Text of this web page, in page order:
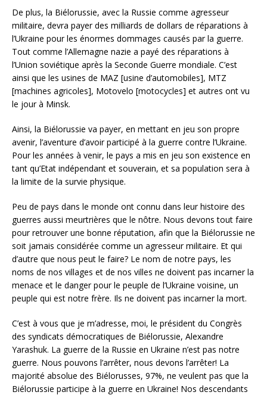
De plus, la Biélorussie, avec la Russie comme agresseur
militaire, devra payer des milliards de dollars de réparations à
l’Ukraine pour les énormes dommages causés par la guerre.
Tout comme l’Allemagne nazie a payé des réparations à
l’Union soviétique après la Seconde Guerre mondiale. C’est
ainsi que les usines de MAZ [usine d’automobiles], MTZ
[machines agricoles], Motovelo [motocycles] et autres ont vu
le jour à Minsk.
Ainsi, la Biélorussie va payer, en mettant en jeu son propre
avenir, l’aventure d’avoir participé à la guerre contre l’Ukraine.
Pour les années à venir, le pays a mis en jeu son existence en
tant qu’Etat indépendant et souverain, et sa population sera à
la limite de la survie physique.
Peu de pays dans le monde ont connu dans leur histoire des
guerres aussi meurtrières que le nôtre. Nous devons tout faire
pour retrouver une bonne réputation, afin que la Biélorussie ne
soit jamais considérée comme un agresseur militaire. Et qui
d’autre que nous peut le faire? Le nom de notre pays, les
noms de nos villages et de nos villes ne doivent pas incarner la
menace et le danger pour le peuple de l’Ukraine voisine, un
peuple qui est notre frère. Ils ne doivent pas incarner la mort.
C’est à vous que je m’adresse, moi, le président du Congrès
des syndicats démocratiques de Biélorussie, Alexandre
Yarashuk. La guerre de la Russie en Ukraine n’est pas notre
guerre. Nous pouvons l’arrêter, nous devons l’arrêter! La
majorité absolue des Biélorusses, 97%, ne veulent pas que la
Biélorussie participe à la guerre en Ukraine! Nos descendants